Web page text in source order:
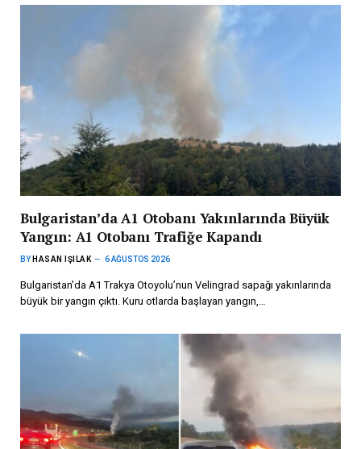
Bulgaristan’da A1 Otobanı Yakınlarında Büyük
Yangın: A1 Otobanı Trafiğe Kapandı
BY HASAN IŞILAK 6 AĞUSTOS 2026
Bulgaristan’da A1 Trakya Otoyolu’nun Velingrad sapağı yakınlarında
büyük bir yangın çıktı. Kuru otlarda başlayan yangın,…